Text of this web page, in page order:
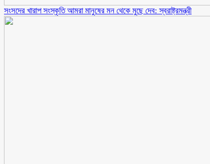
সংসদের খারাপ সংস্কৃতি আমরা মানুষের মন থেকে মুছে দেব: স্বরাষ্ট্রমন্ত্রী